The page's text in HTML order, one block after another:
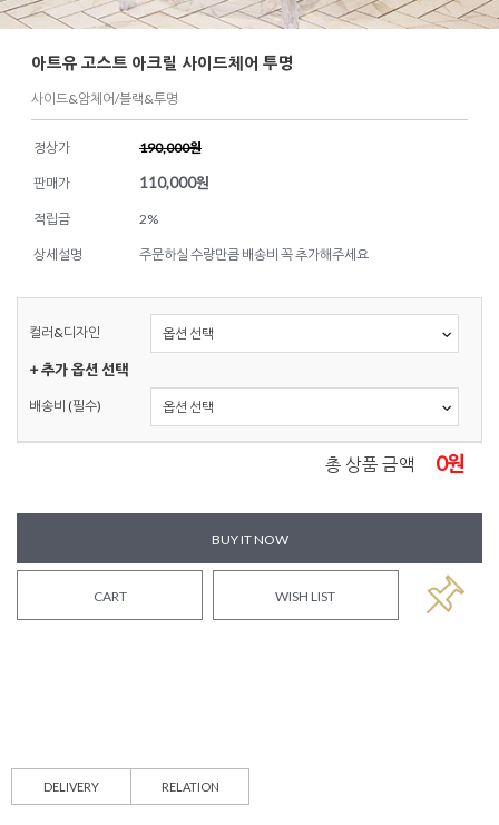
아트유 고스트 아크릴 사이드체어 투명
사이드&암체어/블랙&투명
정상가 190,000원
판매가 110,000원
적립금 2%
상세설명 주문하실 수량만큼 배송비 꼭 추가해주세요
컬러&디자인
+ 추가 옵션 선택
배송비 (필수)
총 상품 금액 0원
BUY IT NOW
CART WISH LIST
DELIVERY RELATION